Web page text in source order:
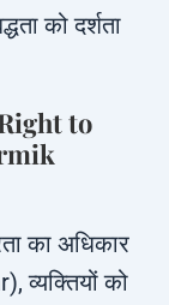
को दर्शता
Right to
का अधिकार
व्यक्तियों को